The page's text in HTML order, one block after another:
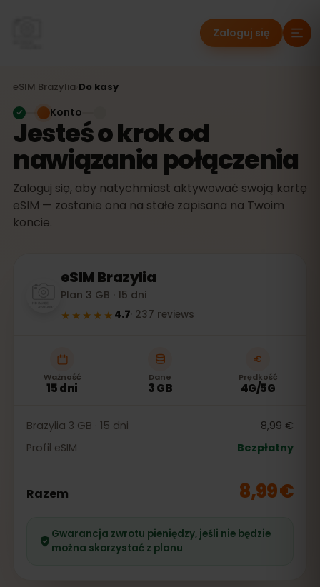
Zaloguj się
eSIM Brazylia Do kasy
Jesteś o krok od
nawiązania połączenia
Zaloguj się, aby natychmiast aktywować swoją kartę
eSIM — zostanie ona na stałe zapisana na Twoim
koncie.
Konto
eSIMBrazylia
Plan 3 GB · 15 dni
★★★★★ 4.7· 237 reviews
Ważność
15 dni
Dane
3 GB
Prędkość
4G/5G
Brazylia 3 GB · 15 dni
8,99 €
Profil eSIM
Bezpłatny
Razem 8,99 €
Gwarancja zwrotu pieniędzy, jeśli nie będzie
można skorzystać z planu